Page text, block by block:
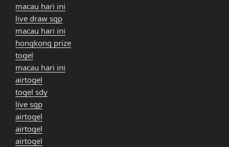
macau hari ini
live draw sgp
macau hari ini
hongkong prize
togel
macau hari ini
airtogel
togel sdy
live sgp
airtogel
airtogel
airtogel